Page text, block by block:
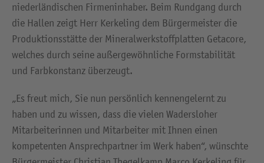
niederländischen Firmeninhaber. Beim Rundgang durch
die Hallen zeigt Herr Kerkeling dem Bürgermeister die
Produktionsstätte der Mineralwerkstoffplatten Getacore,
welches durch seine außergewöhnliche Formstabilität
und Farbkonstanz überzeugt.
„Es freut mich, Sie nun persönlich kennengelernt zu
haben und zu wissen, dass die vielen Wadersloher
Mitarbeiterinnen und Mitarbeiter mit Ihnen einen
kompetenten Ansprechpartner im Werk haben“, wünschte